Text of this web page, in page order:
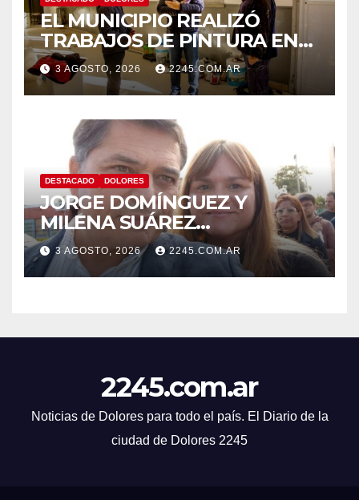
EL MUNICIPIO REALIZÓ
TRABAJOS DE PINTURA EN
LA ESCUELA N.º 10
3 AGOSTO, 2026 2245.COM.AR
DESTACADO DOLORES
JORGE DOMÍNGUEZ Y
MILENA SUÁREZ
INTENSIFICAN LA AGENDA
OPOSITORA EN DOLORES
CON UNA SERIE DE
3 AGOSTO, 2026 2245.COM.AR
2245.com.ar
Noticias de Dolores para todo el país. El Diario de la
ciudad de Dolores 2245